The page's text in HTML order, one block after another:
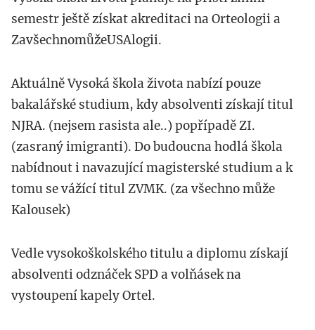
semestr ještě získat akreditaci na Orteologii a
ZavšechnomůžeUSAlogii.
Aktuálně Vysoká škola života nabízí pouze
bakalářské studium, kdy absolventi získají titul
NJRA. (nejsem rasista ale..) popřípadě ZI.
(zasraný imigranti). Do budoucna hodlá škola
nabídnout i navazující magisterské studium a k
tomu se vážící titul ZVMK. (za všechno může
Kalousek)
Vedle vysokoškolského titulu a diplomu získají
absolventi odznáček SPD a volňásek na
vystoupení kapely Ortel.